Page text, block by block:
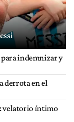
indemnizar y
derrota en el
velatorio íntimo